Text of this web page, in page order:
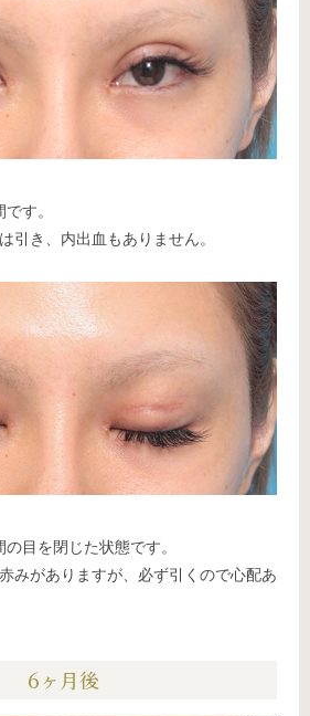
す。
引き、内出血もありません。
の目を閉じた状態です。
みがありますが、必ず引くので心配あ
6ヶ月後